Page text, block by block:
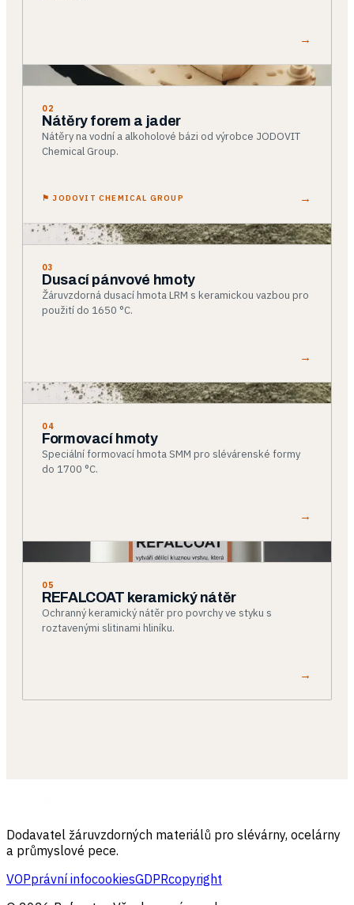
→
02
Nátěry forem a jader
Nátěry na vodní a alkoholové bázi od výrobce JODOVIT
Chemical Group.
⚑JODOVIT CHEMICAL GROUP →
03
Dusací pánvové hmoty
Žáruvzdorná dusací hmota LRM s keramickou vazbou pro
použití do 1650 °C.
→
04
Formovací hmoty
Speciální formovací hmota SMM pro slévárenské formy
do 1700 °C.
→
05
REFALCOAT keramický nátěr
Ochranný keramický nátěr pro povrchy ve styku s
roztavenými slitinami hliníku.
→
Dodavatel žáruvzdorných materiálů pro slévárny, ocelárny
a průmyslové pece.
VOPprávní infocookiesGDPRcopyright